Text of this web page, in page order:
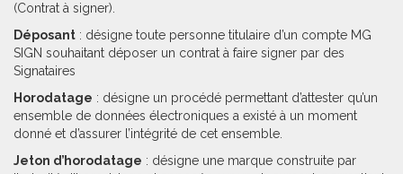
(Contrat à signer).
Déposant : désigne toute personne titulaire d’un compte MG
SIGN souhaitant déposer un contrat à faire signer par des
Signataires
Horodatage : désigne un procédé permettant d’attester qu’un
ensemble de données électroniques a existé à un moment
donné et d’assurer l’intégrité de cet ensemble.
Jeton d’horodatage : désigne une marque construite par